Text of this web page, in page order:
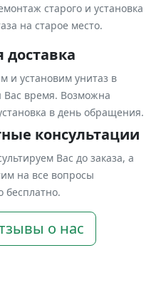
старого и установка
на старое место.
доставка
и установим унитаз в
Вас время. Возможна
в день обращения.
консультации
Вас до заказа, а
на все вопросы
бесплатно.
о нас